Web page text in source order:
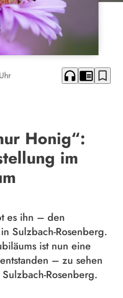
headphones chrome_reader_mode bookmark_border
Honig“:
im
es ihn – den
Sulzbach-Rosenberg.
ist nun eine
– zu sehen
Rosenberg.